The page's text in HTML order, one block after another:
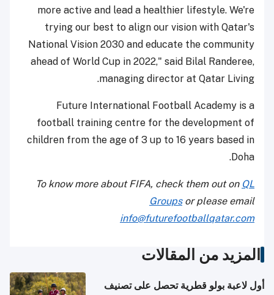
more active and lead a healthier lifestyle. We're
trying our best to align our vision with Qatar's
National Vision 2030 and educate the community
ahead of World Cup in 2022," said Bilal Randeree,
managing director at Qatar Living.
Future International Football Academy is a
football training centre for the development of
children from the age of 3 up to 16 years based in
Doha.
To know more about FIFA, check them out on QL
Groupsor please email
info@futurefootballqatar.com
المزيد من المقالات
أول لاعبة بولو قطرية تحصل على تصنيف